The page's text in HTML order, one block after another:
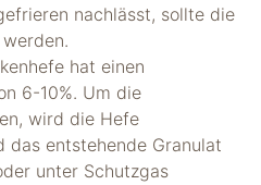
nachlässt, sollte die
hat einen
6-10%. Um die
wird die Hefe
das entstehende Granulat
unter Schutzgas